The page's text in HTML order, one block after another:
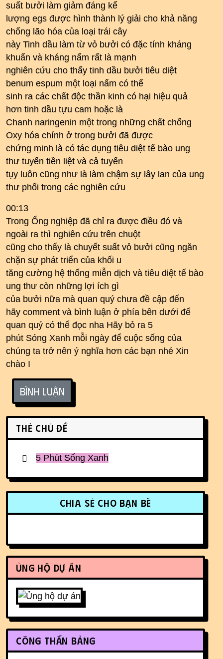
suất bưởi làm giảm đáng kể
lượng egs được hình thành lý giải cho khả năng
chống lão hóa của loại trái cây
này Tinh dầu làm từ vỏ bưởi có đặc tính kháng
khuẩn và kháng nấm rất là mạnh
nghiên cứu cho thấy tinh dầu bưởi tiêu diệt
benum espum một loại nấm có thể
sinh ra các chất độc thần kinh có hại hiệu quả
hơn tinh dầu tựu cam hoặc là
Chanh naringenin một trong những chất chống
Oxy hóa chính ở trong bưởi đã được
chứng minh là có tác dụng tiêu diệt tế bào ung
thư tuyến tiền liệt và cả tuyến
tụy luôn cũng như là làm chậm sự lây lan của ung
thư phổi trong các nghiên cứu
00:13
Trong Ống nghiệp đã chỉ ra được điều đó và
ngoài ra thì nghiên cứu trên chuột
cũng cho thấy là chuyết suất vỏ bưởi cũng ngăn
chặn sự phát triển của khối u
tăng cường hệ thống miễn dịch và tiêu diệt tế bào
ung thư còn những lợi ích gì
của bưởi nữa mà quan quý chưa đề cập đến
hãy comment và bình luận ở phía bên dưới để
quan quý có thể đọc nha Hãy bỏ ra 5
phút Sóng Xanh mỗi ngày để cuộc sống của
chúng ta trở nên ý nghĩa hơn các bạn nhé Xin
chào I
Bình luận
Related content
Thẻ chủ đề
5 Phút Sống Xanh
More content and functionality
Chia sẻ cho bạn bè
Ủng hộ dự án
Công thần bảng